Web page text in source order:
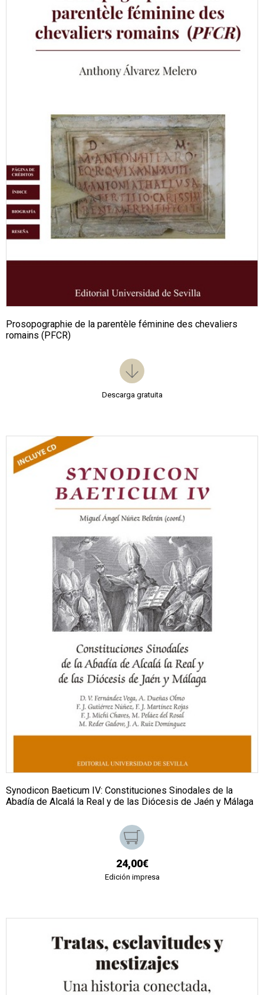
Prosopographie de la parentèle féminine des chevaliers
romains (PFCR)
Descarga gratuita
Synodicon Baeticum IV: Constituciones Sinodales de la
Abadía de Alcalá la Real y de las Diócesis de Jaén y Málaga
24,00€
Edición impresa